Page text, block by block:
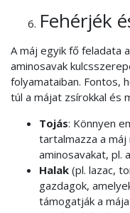
Fehérjék
A máj egyik fő feladata
aminosavak
folyamataiban. Fontos,
túl a májat zsírokkal és
Tojás: Könnyen
tartalmazza a
aminosavakat, pl.
Halak (pl. lazac,
gazdagok,
támogatják a